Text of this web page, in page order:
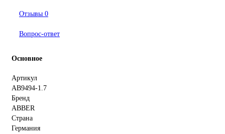
Отзывы 0
Вопрос-ответ
Основное
Артикул
AB9494-1.7
Бренд
ABBER
Страна
Германия